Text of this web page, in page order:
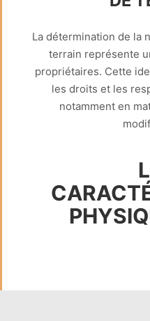
La détermination de la
terrain représente
propriétaires. Cette
les droits et les
notamment en